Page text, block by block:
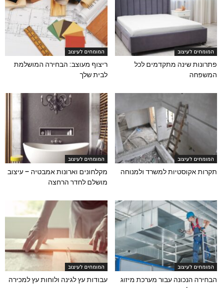
המומחים לעיצוב
פתרונות שינה מתקדמים לכל
המשפחה
המומחים לעיצוב
ריצוף מעוצב: הבחירה המושלמת
לבית שלך
המומחים לעיצוב
תקרות אקוסטיות למשרד ולמנוחה
המומחים לעיצוב
מקלחונים וארונות אמבטיה – עיצוב
מושלם לחדר הרחצה
המומחים לעיצוב
הבחירה הנכונה עבור מערכת מיזוג
המומחים לעיצוב
עבודות עץ לגינה ולוחות עץ למכירה